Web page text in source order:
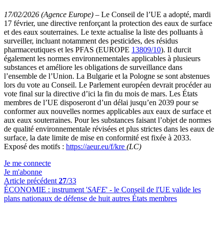
17/02/2026 (Agence Europe) – Le Conseil de l’UE a adopté, mardi
17 février, une directive renforçant la protection des eaux de surface
et des eaux souterraines. Le texte actualise la liste des polluants à
surveiller, incluant notamment des pesticides, des résidus
pharmaceutiques et les PFAS (EUROPE 13809/10). Il durcit
également les normes environnementales applicables à plusieurs
substances et améliore les obligations de surveillance dans
l’ensemble de l’Union. La Bulgarie et la Pologne se sont abstenues
lors du vote au Conseil. Le Parlement européen devrait procéder au
vote final sur la directive d’ici la fin du mois de mars. Les États
membres de l’UE disposeront d’un délai jusqu’en 2039 pour se
conformer aux nouvelles normes applicables aux eaux de surface et
aux eaux souterraines. Pour les substances faisant l’objet de normes
de qualité environnementale révisées et plus strictes dans les eaux de
surface, la date limite de mise en conformité est fixée à 2033.
Exposé des motifs : https://aeur.eu/f/kre (LC)
Je me connecte
Je m'abonne
Article précédent 27/33
ÉCONOMIE : instrument 'SAFE' - le Conseil de l'UE valide les
plans nationaux de défense de huit autres États membres